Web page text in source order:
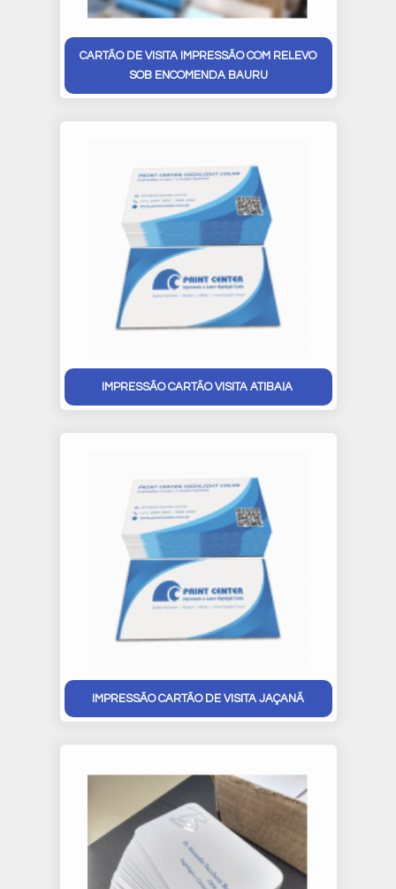
CARTÃO DE VISITA IMPRESSÃO COM RELEVO
SOB ENCOMENDA BAURU
IMPRESSÃO CARTÃO VISITA ATIBAIA
IMPRESSÃO CARTÃO DE VISITA JAÇANÃ